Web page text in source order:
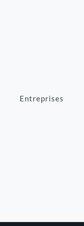
Entreprises